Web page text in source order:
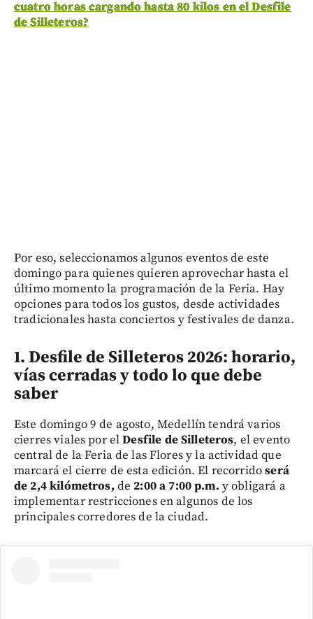
cuatro horas cargando hasta 80 kilos en el Desfile
de Silleteros?
Por eso, seleccionamos algunos eventos de este
domingo para quienes quieren aprovechar hasta el
último momento la programación de la Feria. Hay
opciones para todos los gustos, desde actividades
tradicionales hasta conciertos y festivales de danza.
1. Desfile de Silleteros 2026: horario,
vías cerradas y todo lo que debe
saber
Este domingo 9 de agosto, Medellín tendrá varios
cierres viales por elDesfile de Silleteros, el evento
central de la Feria de las Flores y la actividad que
marcará el cierre de esta edición. El recorridoserá
de 2,4 kilómetros, de2:00 a 7:00 p.m. y obligará a
implementar restricciones en algunos de los
principales corredores de la ciudad.